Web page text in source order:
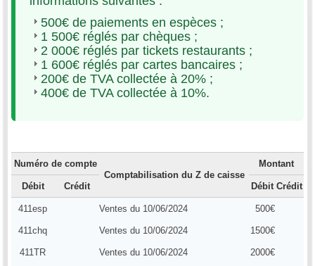
500€ de paiements en espèces ;
1 500€ réglés par chèques ;
2 000€ réglés par tickets restaurants ;
1 600€ réglés par cartes bancaires ;
200€ de TVA collectée à 20% ;
400€ de TVA collectée à 10%.
Numéro de compte
Comptabilisation du Z de caisse
Montant
Débit Crédit Débit Crédit
411esp Ventes du 10/06/2024 500€
411chq Ventes du 10/06/2024 1500€
411TR Ventes du 10/06/2024 2000€